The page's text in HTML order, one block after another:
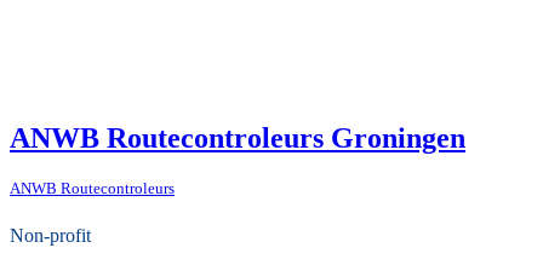
ANWB Routecontroleurs Groningen
ANWB Routecontroleurs
Non-profit